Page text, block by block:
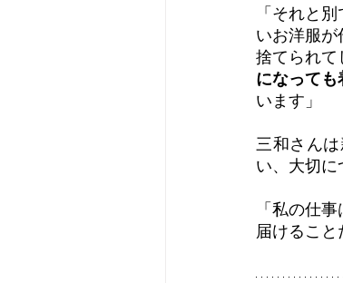
「それと
いお洋服
捨てられて
になって
います」
三和さん
い、大切に
「私の仕
届けること